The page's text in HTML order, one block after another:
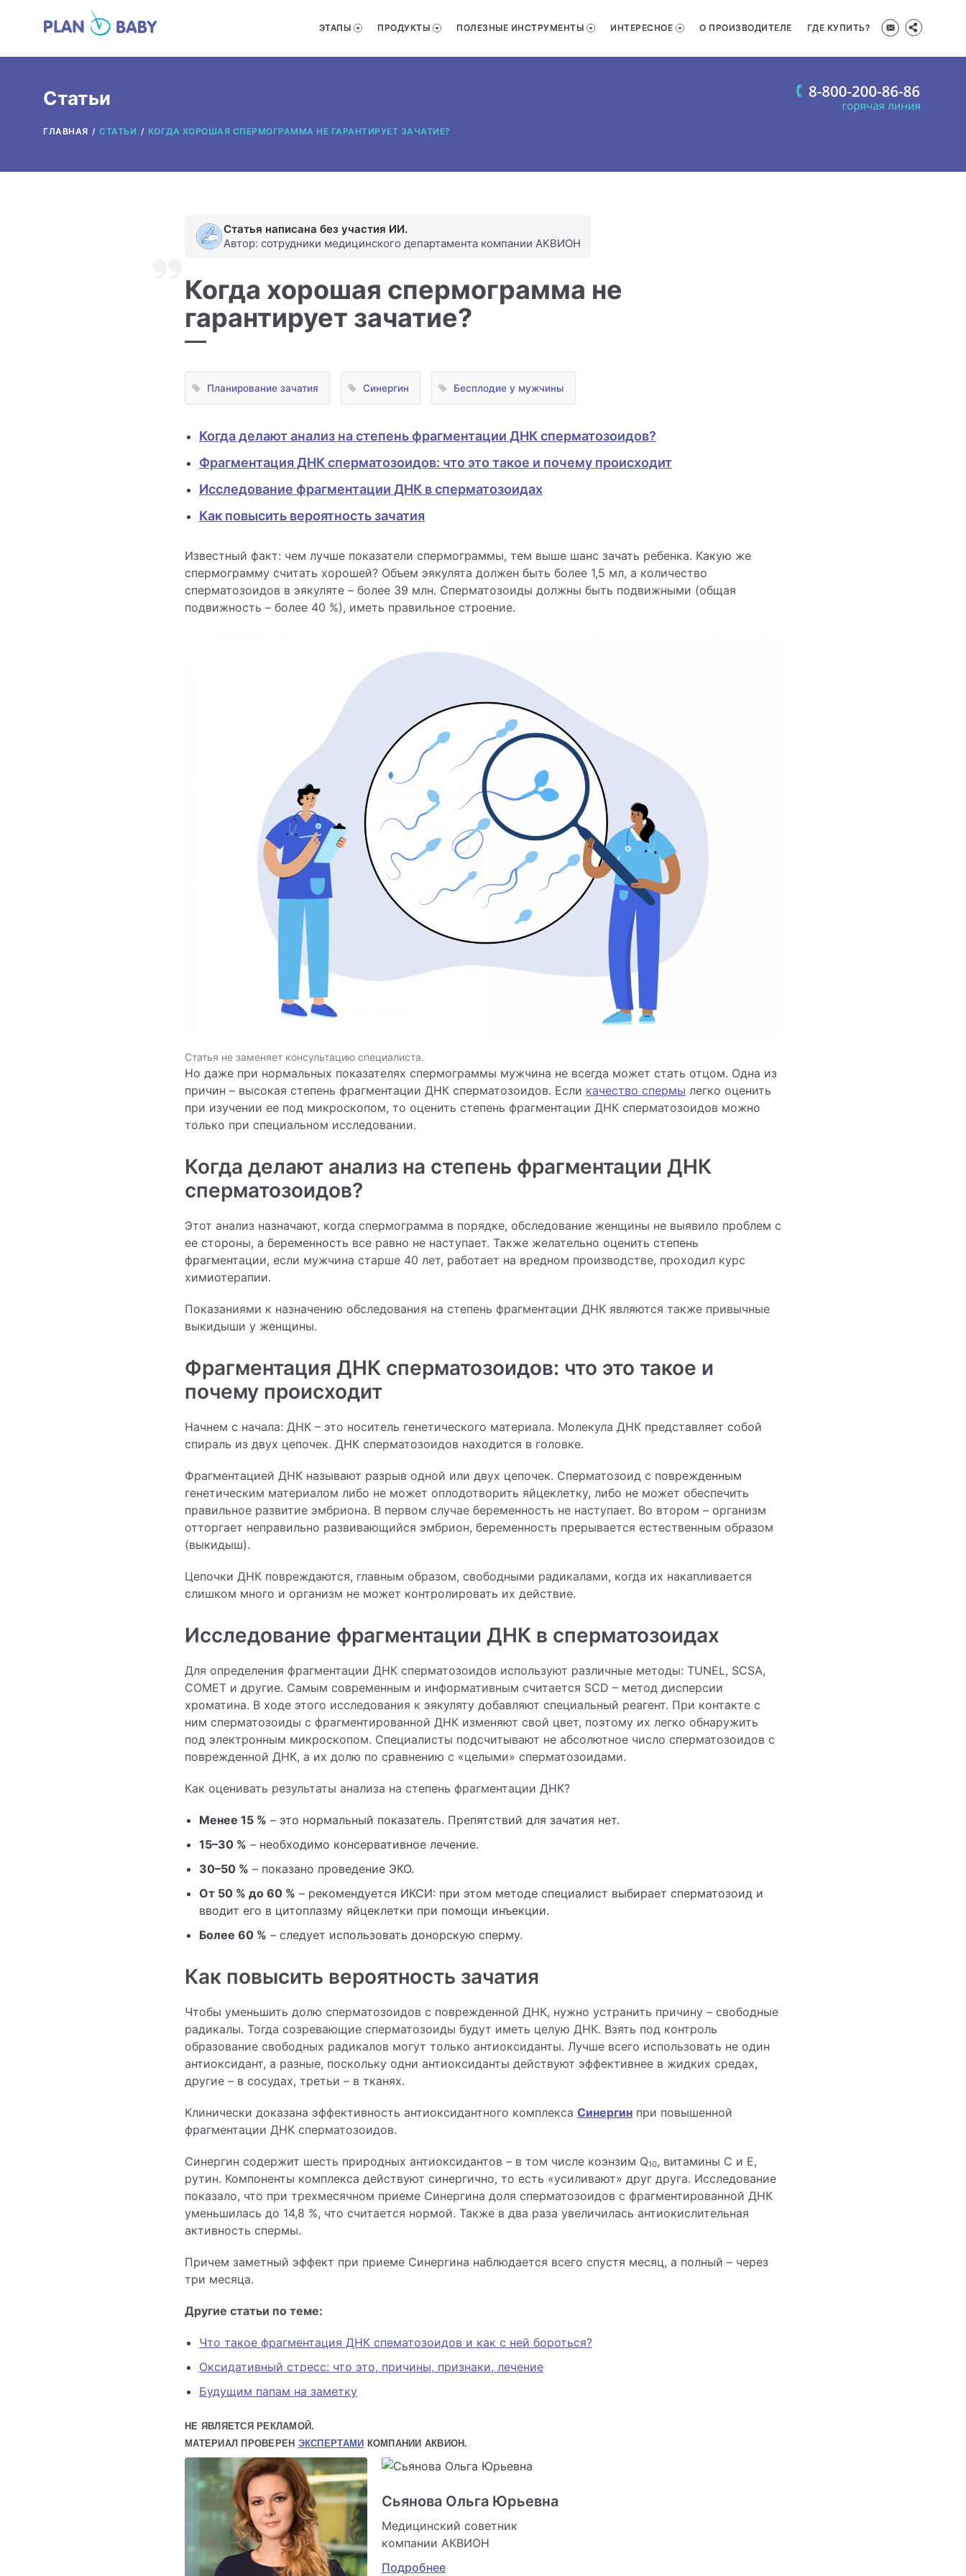
ЭТАПЫ ПРОДУКТЫ ПОЛЕЗНЫЕ ИНСТРУМЕНТЫ ИНТЕРЕСНОЕ О ПРОИЗВОДИТЕЛЕ ГДЕ КУПИТЬ?
Статьи
ГЛАВНАЯ СТАТЬИ КОГДА ХОРОШАЯ СПЕРМОГРАММА НЕ ГАРАНТИРУЕТ ЗАЧАТИЕ?
Статья написана без участия ИИ.
Автор: сотрудники медицинского департамента компании АКВИОН
Когда хорошая спермограмма не
гарантирует зачатие?
Планирование зачатия Синергин Бесплодие у мужчины
Когда делают анализ на степень фрагментации ДНК сперматозоидов?
Фрагментация ДНК сперматозоидов: что это такое и почему происходит
Исследование фрагментации ДНК в сперматозоидах
Как повысить вероятность зачатия
Известный факт: чем лучше показатели спермограммы, тем выше шанс зачать ребенка. Какую же
спермограмму считать хорошей? Объем эякулята должен быть более 1,5 мл, а количество
сперматозоидов в эякуляте – более 39 млн. Сперматозоиды должны быть подвижными (общая
подвижность – более 40 %), иметь правильное строение.
Статья не заменяет консультацию специалиста.
Но даже при нормальных показателях спермограммы мужчина не всегда может стать отцом. Одна из
причин – высокая степень фрагментации ДНК сперматозоидов. Если качество спермы легко оценить
при изучении ее под микроскопом, то оценить степень фрагментации ДНК сперматозоидов можно
только при специальном исследовании.
Когда делают анализ на степень фрагментации ДНК
сперматозоидов?
Этот анализ назначают, когда спермограмма в порядке, обследование женщины не выявило проблем с
ее стороны, а беременность все равно не наступает. Также желательно оценить степень
фрагментации, если мужчина старше 40 лет, работает на вредном производстве, проходил курс
химиотерапии.
Показаниями к назначению обследования на степень фрагментации ДНК являются также привычные
выкидыши у женщины.
Фрагментация ДНК сперматозоидов: что это такое и
почему происходит
Начнем с начала: ДНК – это носитель генетического материала. Молекула ДНК представляет собой
спираль из двух цепочек. ДНК сперматозоидов находится в головке.
Фрагментацией ДНК называют разрыв одной или двух цепочек. Сперматозоид с поврежденным
генетическим материалом либо не может оплодотворить яйцеклетку, либо не может обеспечить
правильное развитие эмбриона. В первом случае беременность не наступает. Во втором – организм
отторгает неправильно развивающийся эмбрион, беременность прерывается естественным образом
(выкидыш).
Цепочки ДНК повреждаются, главным образом, свободными радикалами, когда их накапливается
слишком много и организм не может контролировать их действие.
Исследование фрагментации ДНК в сперматозоидах
Для определения фрагментации ДНК сперматозоидов используют различные методы: TUNEL, SCSA,
COMET и другие. Самым современным и информативным считается SCD – метод дисперсии
хроматина. В ходе этого исследования к эякуляту добавляют специальный реагент. При контакте с
ним сперматозоиды с фрагментированной ДНК изменяют свой цвет, поэтому их легко обнаружить
под электронным микроскопом. Специалисты подсчитывают не абсолютное число сперматозоидов с
поврежденной ДНК, а их долю по сравнению с «целыми» сперматозоидами.
Как оценивать результаты анализа на степень фрагментации ДНК?
Менее 15 % – это нормальный показатель. Препятствий для зачатия нет.
15–30 % – необходимо консервативное лечение.
30–50 % – показано проведение ЭКО.
От 50 % до 60 % – рекомендуется ИКСИ: при этом методе специалист выбирает сперматозоид и
вводит его в цитоплазму яйцеклетки при помощи инъекции.
Более 60 % – следует использовать донорскую сперму.
Как повысить вероятность зачатия
Чтобы уменьшить долю сперматозоидов с поврежденной ДНК, нужно устранить причину – свободные
радикалы. Тогда созревающие сперматозоиды будут иметь целую ДНК. Взять под контроль
образование свободных радикалов могут только антиоксиданты. Лучше всего использовать не один
антиоксидант, а разные, поскольку одни антиоксиданты действуют эффективнее в жидких средах,
другие – в сосудах, третьи – в тканях.
Клинически доказана эффективность антиоксидантного комплекса Синергин при повышенной
фрагментации ДНК сперматозоидов.
Синергин содержит шесть природных антиоксидантов – в том числе коэнзим Q10, витамины C и E,
рутин. Компоненты комплекса действуют синергично, то есть «усиливают» друг друга. Исследование
показало, что при трехмесячном приеме Синергина доля сперматозоидов с фрагментированной ДНК
уменьшилась до 14,8 %, что считается нормой. Также в два раза увеличилась антиокислительная
активность спермы.
Причем заметный эффект при приеме Синергина наблюдается всего спустя месяц, а полный – через
три месяца.
Другие статьи по теме:
Что такое фрагментация ДНК спематозоидов и как с ней бороться?
Оксидативный стресс: что это, причины, признаки, лечение
Будущим папам на заметку
НЕ ЯВЛЯЕТСЯ РЕКЛАМОЙ.
МАТЕРИАЛ ПРОВЕРЕН ЭКСПЕРТАМИ КОМПАНИИ АКВИОН.
Сьянова Ольга Юрьевна
Медицинский советник
компании АКВИОН
Подробнее